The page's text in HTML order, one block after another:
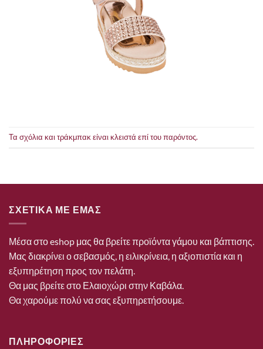
Τα σχόλια και τράκμπακ είναι κλειστά επί του παρόντος.
ΣΧΕΤΙΚΑ ΜΕ ΕΜΑΣ
Μέσα στο eshop μας θα βρείτε προϊόντα γάμου και βάπτισης.
Μας διακρίνει ο σεβασμός, η ειλικρίνεια, η αξιοπιστία και η
εξυπηρέτηση προς τον πελάτη.
Θα μας βρείτε στο Ελαιοχώρι στην Καβάλα.
Θα χαρούμε πολύ να σας εξυπηρετήσουμε.
ΠΛΗΡΟΦΟΡΙΕΣ